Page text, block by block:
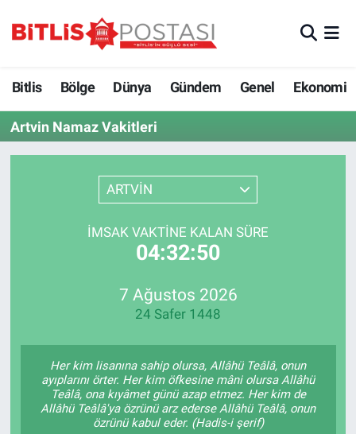
Bitlis Bölge Dünya Gündem Genel Ekonomi
Artvin Namaz Vakitleri
ARTVİN
İMSAK VAKTINE KALAN SÜRE
04:32:50
7 Ağustos 2026
24 Safer 1448
Her kim lisanına sahip olursa, Allâhü Teâlâ, onun
ayıplarını örter. Her kim öfkesine mâni olursa Allâhü
Teâlâ, ona kıyâmet günü azap etmez. Her kim de
Allâhü Teâlâ'ya özrünü arz ederse Allâhü Teâlâ, onun
özrünü kabul eder. (Hadis-i şerif)
Bölge
Genel
Gündem
Kültür-Sanat
Bitlis Trafik Yoğunluk Haritası
Süper Lig Puan Durumu ve Fikstür
Tüm Manşetler
Son Dakika Haberleri